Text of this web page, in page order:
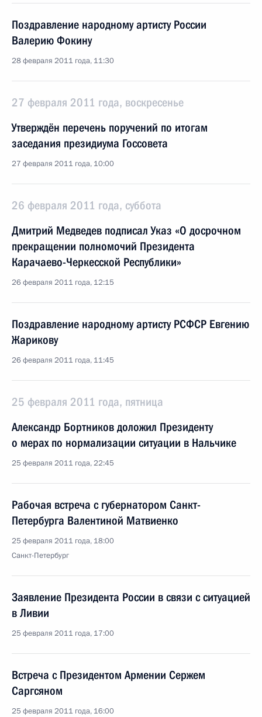
Поздравление народному артисту России
Валерию Фокину
28 февраля 2011 года, 11:30
27 февраля 2011 года, воскресенье
Утверждён перечень поручений по итогам
заседания президиума Госсовета
27 февраля 2011 года, 10:00
26 февраля 2011 года, суббота
Дмитрий Медведев подписал Указ «О досрочном
прекращении полномочий Президента
Карачаево-Черкесской Республики»
26 февраля 2011 года, 12:15
Поздравление народному артисту РСФСР Евгению
Жарикову
26 февраля 2011 года, 11:45
25 февраля 2011 года, пятница
Александр Бортников доложил Президенту
о мерах по нормализации ситуации в Нальчике
25 февраля 2011 года, 22:45
Рабочая встреча с губернатором Санкт-
Петербурга Валентиной Матвиенко
25 февраля 2011 года, 18:00
Санкт-Петербург
Заявление Президента России в связи с ситуацией
в Ливии
25 февраля 2011 года, 17:00
Встреча с Президентом Армении Сержем
Саргсяном
25 февраля 2011 года, 16:00